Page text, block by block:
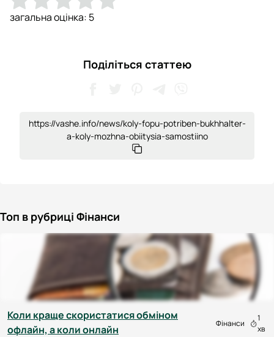
загальна оцінка: 5
Поділіться статтею
https://vashe.info/news/koly-fopu-potriben-bukhhalter-
a-koly-mozhna-obiitysia-samostiino
Топ в рубриці Фінанси
Коли краще скористатися обміном
офлайн, а коли онлайн
Фінанси
1
хв